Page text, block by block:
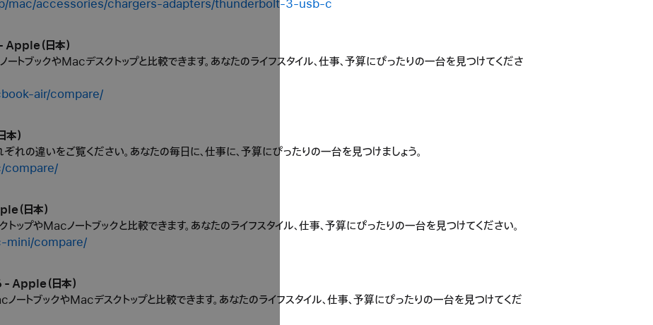
mac/accessories/chargers-adapters/thunderbolt-3-usb-c
（日本）
ブックやMacデスクトップと比較できます。あなたのライフスタイル、仕事、予算にぴったりの一台を見つけてくださ
air/compare/
）
ぞれの違いをご覧ください。あなたの毎日に、仕事に、予算にぴったりの一台を見つけましょう。
compare/
（日本）
プやMacノートブックと比較できます。あなたのライフスタイル、仕事、予算にぴったりの一台を見つけてください。
mini/compare/
Apple（日本）
トブックやMacデスクトップと比較できます。あなたのライフスタイル、仕事、予算にぴったりの一台を見つけてくだ